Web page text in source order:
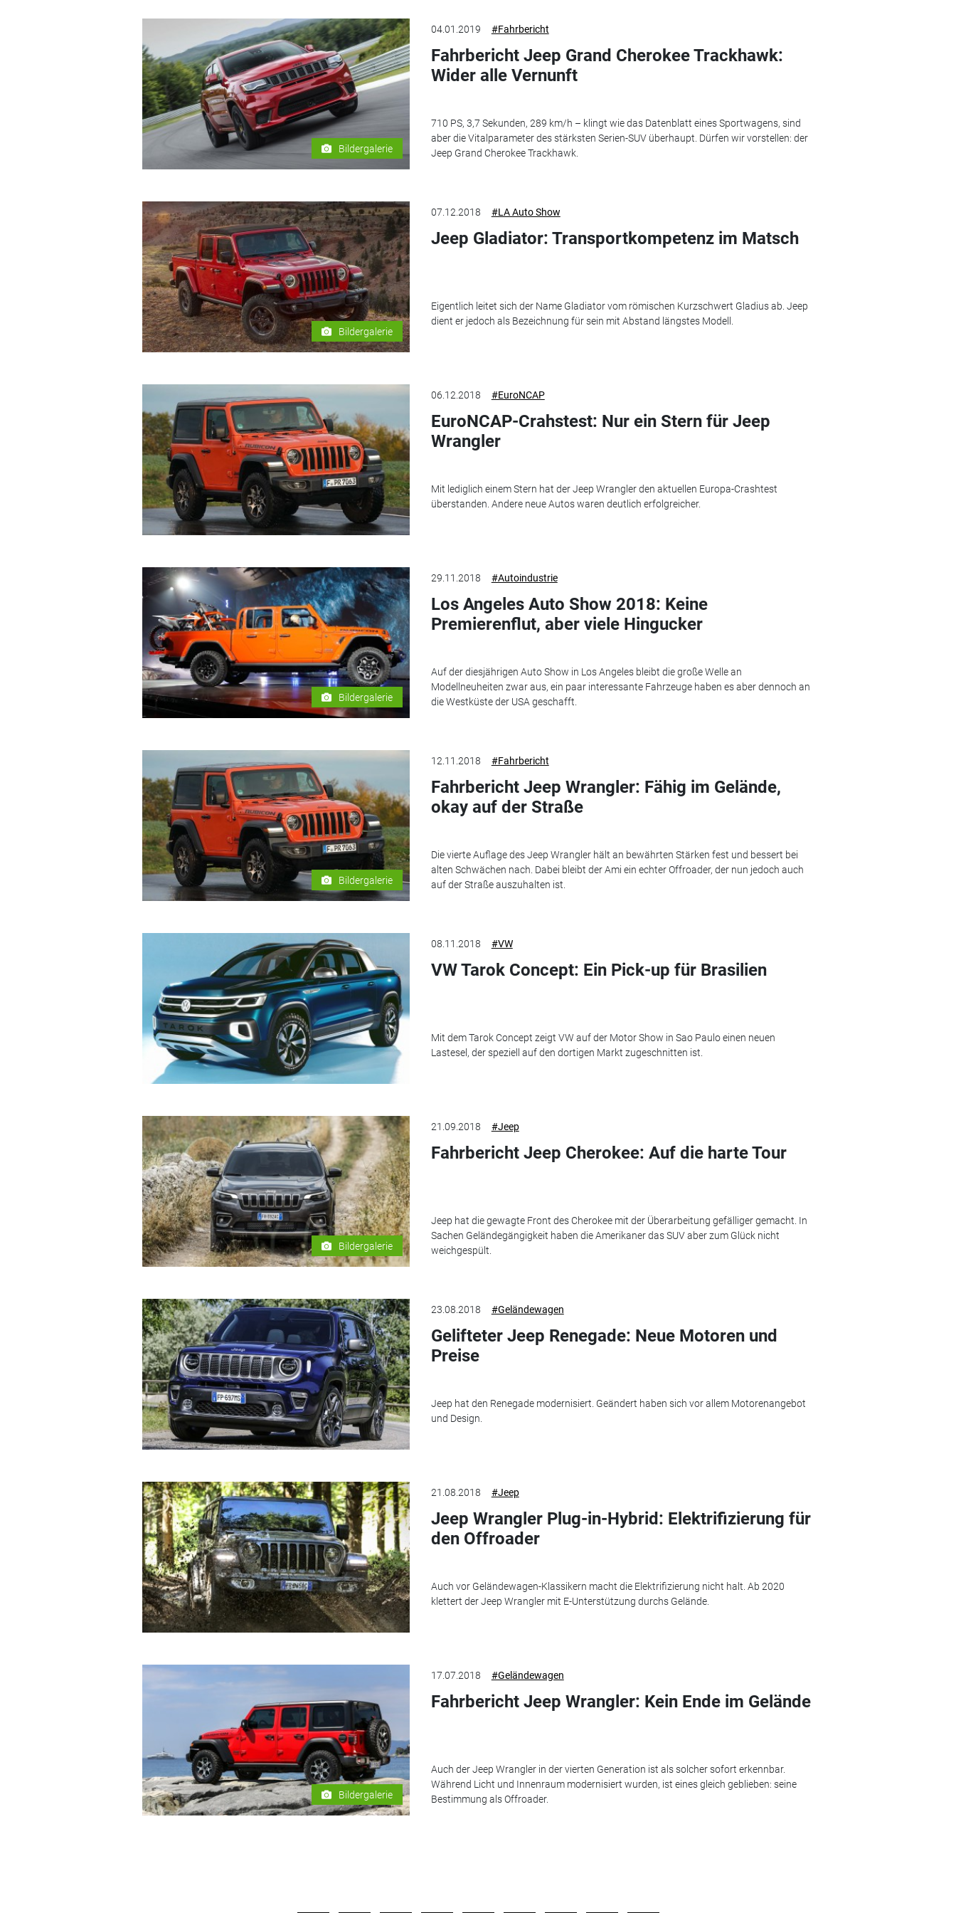
Bildergalerie
04.01.2019 #Fahrbericht
Fahrbericht Jeep Grand Cherokee Trackhawk:
Wider alle Vernunft
710 PS, 3,7 Sekunden, 289 km/h – klingt wie das Datenblatt eines Sportwagens, sind
aber die Vitalparameter des stärksten Serien-SUV überhaupt. Dürfen wir vorstellen: der
Jeep Grand Cherokee Trackhawk.
Bildergalerie
07.12.2018 #LA Auto Show
Jeep Gladiator: Transportkompetenz im Matsch
Eigentlich leitet sich der Name Gladiator vom römischen Kurzschwert Gladius ab. Jeep
dient er jedoch als Bezeichnung für sein mit Abstand längstes Modell.
06.12.2018 #EuroNCAP
EuroNCAP-Crahstest: Nur ein Stern für Jeep
Wrangler
Mit lediglich einem Stern hat der Jeep Wrangler den aktuellen Europa-Crashtest
überstanden. Andere neue Autos waren deutlich erfolgreicher.
Bildergalerie
29.11.2018 #Autoindustrie
Los Angeles Auto Show 2018: Keine
Premierenflut, aber viele Hingucker
Auf der diesjährigen Auto Show in Los Angeles bleibt die große Welle an
Modellneuheiten zwar aus, ein paar interessante Fahrzeuge haben es aber dennoch an
die Westküste der USA geschafft.
Bildergalerie
12.11.2018 #Fahrbericht
Fahrbericht Jeep Wrangler: Fähig im Gelände,
okay auf der Straße
Die vierte Auflage des Jeep Wrangler hält an bewährten Stärken fest und bessert bei
alten Schwächen nach. Dabei bleibt der Ami ein echter Offroader, der nun jedoch auch
auf der Straße auszuhalten ist.
08.11.2018 #VW
VW Tarok Concept: Ein Pick-up für Brasilien
Mit dem Tarok Concept zeigt VW auf der Motor Show in Sao Paulo einen neuen
Lastesel, der speziell auf den dortigen Markt zugeschnitten ist.
Bildergalerie
21.09.2018 #Jeep
Fahrbericht Jeep Cherokee: Auf die harte Tour
Jeep hat die gewagte Front des Cherokee mit der Überarbeitung gefälliger gemacht. In
Sachen Geländegängigkeit haben die Amerikaner das SUV aber zum Glück nicht
weichgespült.
23.08.2018 #Geländewagen
Gelifteter Jeep Renegade: Neue Motoren und
Preise
Jeep hat den Renegade modernisiert. Geändert haben sich vor allem Motorenangebot
und Design.
21.08.2018 #Jeep
Jeep Wrangler Plug-in-Hybrid: Elektrifizierung für
den Offroader
Auch vor Geländewagen-Klassikern macht die Elektrifizierung nicht halt. Ab 2020
klettert der Jeep Wrangler mit E-Unterstützung durchs Gelände.
Bildergalerie
17.07.2018 #Geländewagen
Fahrbericht Jeep Wrangler: Kein Ende im Gelände
Auch der Jeep Wrangler in der vierten Generation ist als solcher sofort erkennbar.
Während Licht und Innenraum modernisiert wurden, ist eines gleich geblieben: seine
Bestimmung als Offroader.